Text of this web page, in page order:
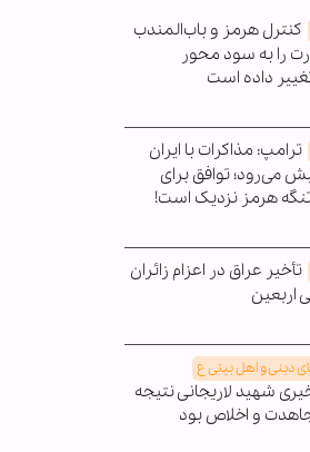
کنترل هرمز و باب‌المندب
را به سود محور
داده است
ترامپ: مذاکرات با ایران
می‌رود؛ توافق برای
تنگه هرمز نزدیک است!
تأخیر عراق در اعزام زائران
اربعین
دینی و اهل بیتی ع
شهید لاریجانی نتیجه
و اخلاص بود